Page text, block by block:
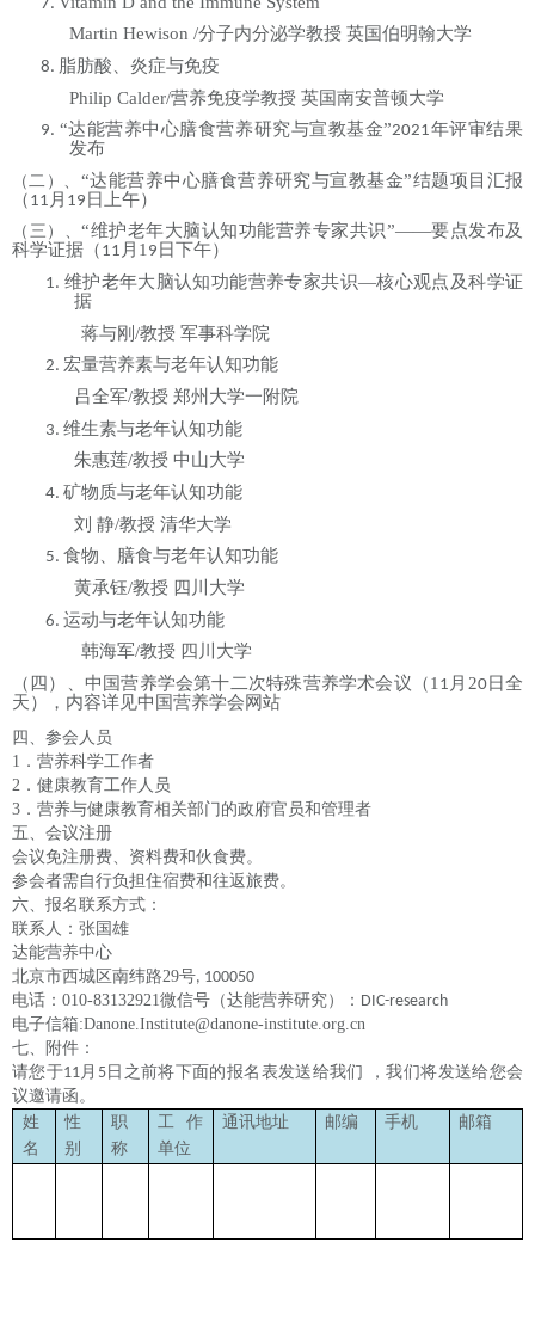
7.
Martin Hewison /分子内分泌学教授 英国伯明翰大学
8. 脂肪酸、炎症与免疫
Philip Calder/营养免疫学教授 英国南安普顿大学
9. “达能营养中心膳食营养研究与宣教基金”2021年评审结果
发布
（二）、 “达能营养中心膳食营养研究与宣教基金”结题项目汇报
（ 11 月 19 日上午）
（三）、 “维护老年大脑认知功能营养专家共识”——要点发布及
科学证据（ 11 月 19 日下午）
1. 维护老年大脑认知功能营养专家共识—核心观点及科学证
据
蒋与刚/教授 军事科学院
2.宏量营养素与老年认知功能
吕全军/教授 郑州大学一附院
3.维生素与老年认知功能
朱惠莲/教授中山大学
4.矿物质与老年认知功能
刘 静/教授清华大学
5.食物、膳食与老年认知功能
黄承钰/教授 四川大学
6.运动与老年认知功能
韩海军/教授 四川大学
（四）、中国营养学会第十二次特殊营养学术会议（1 1 月 20日全
天），内容详见中国营养学会网站
四、参会人员
1 ．营养科学工作者
2 ．健康教育工作人员
3 ．营养与健康教育相关部门的政府官员和管理者
五、会议注册
会议免注册费、资料费和伙食费。
参会者需自行负担住宿费和往返旅费。
六、报名联系方式：
联系人：张国雄
达能营养中心
北京市西城区南纬路29号, 100050
电话： 010-83132921微信号（达能营养研究）： DIC-research
电子信箱:Danone.Institute@danone-institute.org.cn
七、附件：
请您于11 月 5日之前将下面的报名表发送给我们
，我们将发送给您会
议邀请函。
姓
名
性
别
职
称
工作
单位
通讯地址 邮编 手机 邮箱